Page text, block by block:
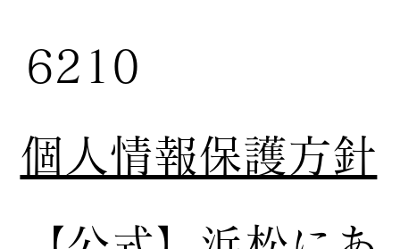
6210
個人情報保護方針